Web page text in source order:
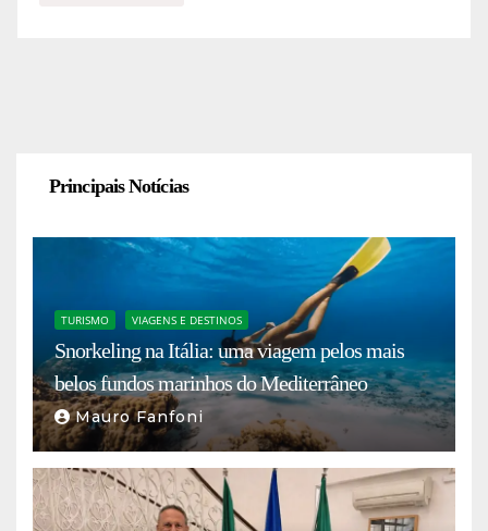
Principais Notícias
TURISMO VIAGENS E DESTINOS
Snorkeling na Itália: uma viagem pelos mais
belos fundos marinhos do Mediterrâneo
Mauro Fanfoni